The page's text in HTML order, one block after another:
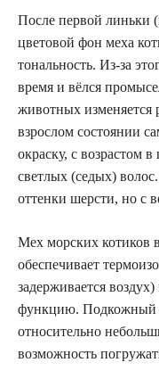
После первой линьки
цветовой фон меха
тональность. Из-за
время и вёлся
животных изменяется
взрослом состоянии
окраску, с возрастом
светлых (седых)
оттенки шерсти, но с
Мех морских котиков
обеспечивает
задерживается
функцию. Подкожный
относительно
возможность